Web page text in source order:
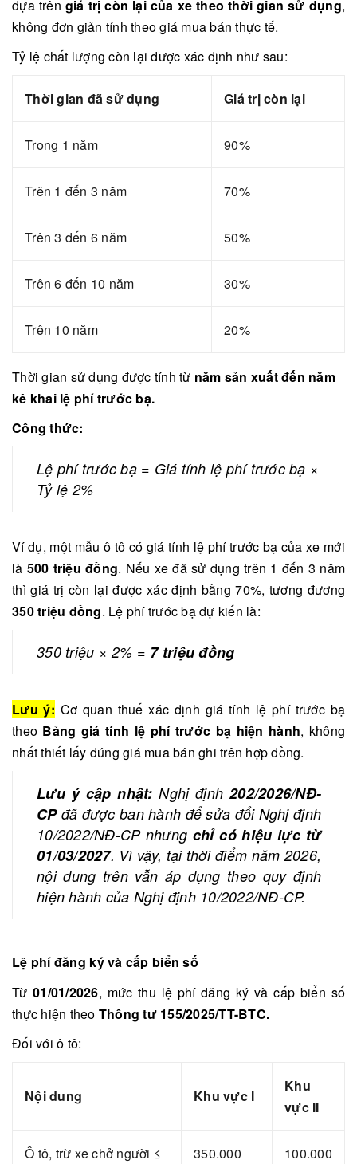
dựa trên giá trị còn lại của xe theo thời gian sử dụng,
không đơn giản tính theo giá mua bán thực tế.
Tỷ lệ chất lượng còn lại được xác định như sau:
Thời gian đã sử dụng Giá trị còn lại
Trong 1 năm 90%
Trên 1 đến 3 năm 70%
Trên 3 đến 6 năm 50%
Trên 6 đến 10 năm 30%
Trên 10 năm 20%
Thời gian sử dụng được tính từ năm sản xuất đến năm
kê khai lệ phí trước bạ.
Công thức:
Lệ phí trước bạ = Giá tính lệ phí trước bạ ×
Tỷ lệ 2%
Ví dụ, một mẫu ô tô có giá tính lệ phí trước bạ của xe mới
là 500 triệu đồng. Nếu xe đã sử dụng trên 1 đến 3 năm
thì giá trị còn lại được xác định bằng 70%, tương đương
350 triệu đồng. Lệ phí trước bạ dự kiến là:
350 triệu × 2% = 7 triệu đồng
Lưu ý: Cơ quan thuế xác định giá tính lệ phí trước bạ
theo Bảng giá tính lệ phí trước bạ hiện hành, không
nhất thiết lấy đúng giá mua bán ghi trên hợp đồng.
Lưu ý cập nhật: Nghị định 202/2026/NĐ-
CPđã được ban hành để sửa đổi Nghị định
10/2022/NĐ-CP nhưng chỉ có hiệu lực từ
01/03/2027. Vì vậy, tại thời điểm năm 2026,
nội dung trên vẫn áp dụng theo quy định
hiện hành của Nghị định 10/2022/NĐ-CP.
Lệ phí đăng ký và cấp biển số
Từ01/01/2026, mức thu lệ phí đăng ký và cấp biển số
thực hiện theo Thông tư 155/2025/TT-BTC.
Đối với ô tô:
Nội dung Khu vực I
Khu
vực II
Ô tô, trừ xe chở người ≤
350.000
100.000